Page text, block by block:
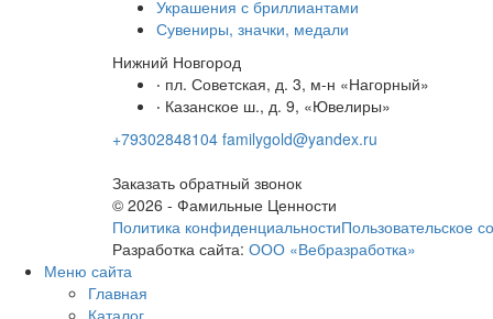
Украшения с бриллиантами
Сувениры, значки, медали
Нижний Новгород
‧ пл. Советская, д. 3, м-н «Нагорный»
‧ Казанское ш., д. 9, «Ювелиры»
+79302848104 familygold@yandex.ru
Заказать обратный звонок
© 2026 - Фамильные Ценности
Политика конфиденциальностиПользовательское
Разработка сайта: ООО «Вебразработка»
Меню сайта
Главная